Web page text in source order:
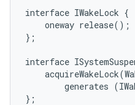
interface IWakeLock {
oneway release();
};
interface
acquireWakeLock(
generates (
};